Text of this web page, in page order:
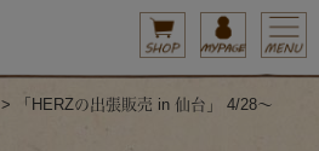
> 「HERZの出張販売 in 仙台」 4/28～